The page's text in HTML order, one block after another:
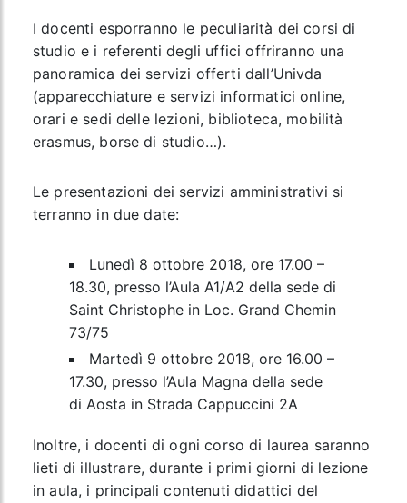
I docenti esporranno le peculiarità dei corsi di
studio e i referenti degli uffici offriranno una
panoramica dei servizi offerti dall’Univda
(apparecchiature e servizi informatici online,
orari e sedi delle lezioni, biblioteca, mobilità
erasmus, borse di studio…).
Le presentazioni dei servizi amministrativi si
terranno in due date:
Lunedì 8 ottobre 2018, ore 17.00 –
18.30, presso l’Aula A1/A2 della sede di
Saint Christophe in Loc. Grand Chemin
73/75
Martedì 9 ottobre 2018, ore 16.00 –
17.30, presso l’Aula Magna della sede
di Aosta in Strada Cappuccini 2A
Inoltre, i docenti di ogni corso di laurea saranno
lieti di illustrare, durante i primi giorni di lezione
in aula, i principali contenuti didattici del